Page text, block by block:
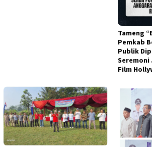
Tameng
Pemkab
Publik
Seremoni
Film